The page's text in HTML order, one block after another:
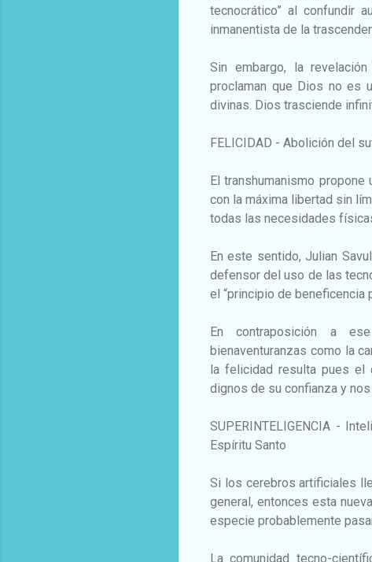
tecnocrático” al confundir
inmanentista de la
Sin embargo, la
proclaman que Dios no es
divinas. Dios trasciende
FELICIDAD - Abolición del
El transhumanismo
con la máxima libertad sin
todas las necesidades
En este sentido, Julian
defensor del uso de las
el “principio de beneficencia
En contraposición a
bienaventuranzas como la
la felicidad resulta pues el
dignos de su confianza y
SUPERINTELIGENCIA -
Espíritu Santo
Si los cerebros artificiales
general, entonces esta
especie probablemente
La comunidad tecno-